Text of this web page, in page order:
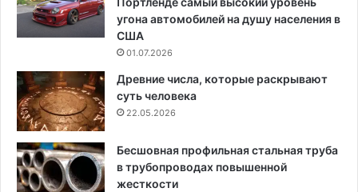
угона автомобилей на душу населения в
США
01.07.2026
Древние числа, которые раскрывают
суть человека
22.05.2026
Бесшовная профильная стальная труба
в трубопроводах повышенной
жесткости